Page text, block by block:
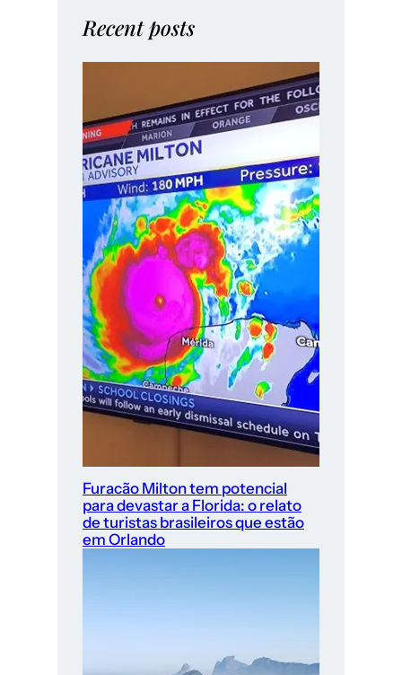
Recent posts
Furacão Milton tem potencial
para devastar a Florida: o relato
de turistas brasileiros que estão
em Orlando